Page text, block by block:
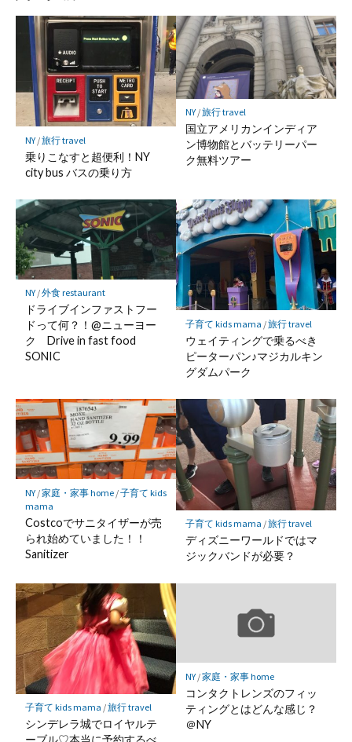
NY/旅行 travel
乗りこなすと超便利！NY
city bus バスの乗り方
NY/旅行 travel
国立アメリカンインディア
ン博物館とバッテリーパー
ク無料ツアー
NY/外食 restaurant
ドライブインファストフー
ドって何？！@ニューヨー
ク Drive in fast food
SONIC
子育て kids mama /旅行 travel
ウェイティングで乗るべき
ピーターパン♪マジカルキン
グダムパーク
NY/家庭・家事 home/子育て kids
mama
Costcoでサニタイザーが売
られ始めていました！！
Sanitizer
子育て kids mama /旅行 travel
ディズニーワールドではマ
ジックバンドが必要？
子育て kids mama /旅行 travel
シンデレラ城でロイヤルテ
NY/家庭・家事 home
コンタクトレンズのフィッ
ティングとはどんな感じ？
＠NY